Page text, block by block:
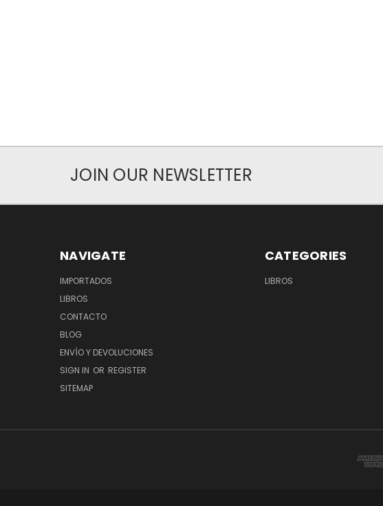
JOIN OUR NEWSLETTER
NAVIGATE
IMPORTADOS
LIBROS
CONTACTO
BLOG
ENVÍO Y DEVOLUCIONES
SIGN IN OR REGISTER
SITEMAP
CATEGORIES
LIBROS